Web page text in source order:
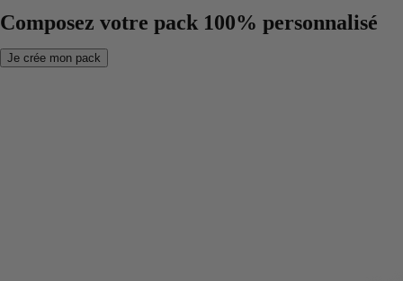
Composez votre pack 100% personnalisé
Je crée mon pack